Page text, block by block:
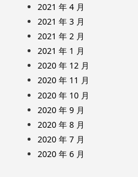
2021 年 4 月
2021 年 3 月
2021 年 2 月
2021 年 1 月
2020 年 12 月
2020 年 11 月
2020 年 10 月
2020 年 9 月
2020 年 8 月
2020 年 7 月
2020 年 6 月